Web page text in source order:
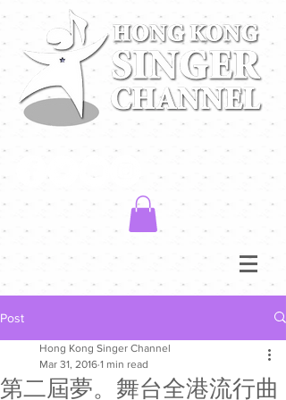
Post
第二屆夢。舞台全港流行曲
Hong Kong Singer Channel
Mar 31, 2016 1 min read